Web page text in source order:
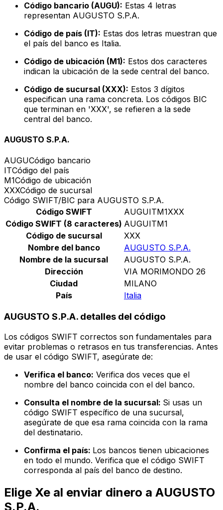
Código bancario (AUGU): Estas 4 letras
representan AUGUSTO S.P.A.
Código de país (IT): Estas dos letras muestran que
el país del banco es Italia.
Código de ubicación (M1): Estos dos caracteres
indican la ubicación de la sede central del banco.
Código de sucursal (XXX): Estos 3 dígitos
especifican una rama concreta. Los códigos BIC
que terminan en 'XXX', se refieren a la sede
central del banco.
AUGUSTO S.P.A.
AUGUCódigo bancario
ITCódigo del país
M1Código de ubicación
XXXCódigo de sucursal
Código SWIFT/BIC para AUGUSTO S.P.A.
Código SWIFT
AUGUITM1XXX
Código SWIFT (8 caracteres) AUGUITM1
Código de sucursal
XXX
Nombre del banco
AUGUSTO S.P.A.
Nombre de la sucursal
AUGUSTO S.P.A.
Dirección
VIA MORIMONDO 26
Ciudad
MILANO
País
Italia
AUGUSTO S.P.A. detalles del código
Los códigos SWIFT correctos son fundamentales para
evitar problemas o retrasos en tus transferencias. Antes
de usar el código SWIFT, asegúrate de:
Verifica el banco: Verifica dos veces que el
nombre del banco coincida con el del banco.
Consulta el nombre de la sucursal: Si usas un
código SWIFT específico de una sucursal,
asegúrate de que esa rama coincida con la rama
del destinatario.
Confirma el país: Los bancos tienen ubicaciones
en todo el mundo. Verifica que el código SWIFT
corresponda al país del banco de destino.
Elige Xe al enviar dinero a AUGUSTO
S.P.A.